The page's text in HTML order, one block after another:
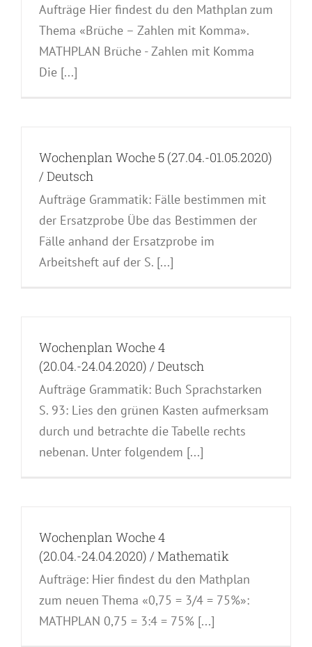
Aufträge Hier findest du den Mathplan zum
Thema «Brüche – Zahlen mit Komma».
MATHPLAN Brüche - Zahlen mit Komma
Die [...]
Wochenplan Woche 5 (27.04.-01.05.2020)
/ Deutsch
Aufträge Grammatik: Fälle bestimmen mit
der Ersatzprobe Übe das Bestimmen der
Fälle anhand der Ersatzprobe im
Arbeitsheft auf der S. [...]
Wochenplan Woche 4
(20.04.-24.04.2020) / Deutsch
Aufträge Grammatik: Buch Sprachstarken
S. 93: Lies den grünen Kasten aufmerksam
durch und betrachte die Tabelle rechts
nebenan. Unter folgendem [...]
Wochenplan Woche 4
(20.04.-24.04.2020) / Mathematik
Aufträge: Hier findest du den Mathplan
zum neuen Thema «0,75 = 3/4 = 75%»:
MATHPLAN 0,75 = 3:4 = 75% [...]